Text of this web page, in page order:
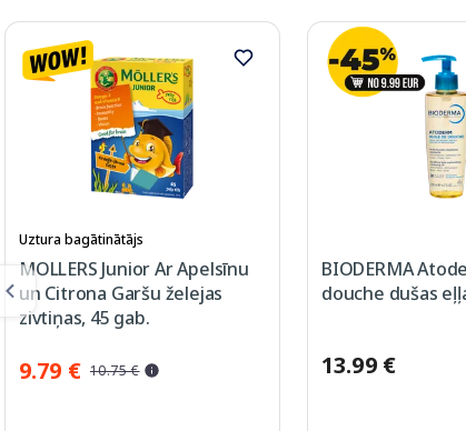
Uztura bagātinātājs
MOLLERS Junior Ar Apelsīnu
un Citrona Garšu želejas
zivtiņas, 45 gab.
9.79 € 10.75 €
BIODERMA
douche dušas
13.99 €